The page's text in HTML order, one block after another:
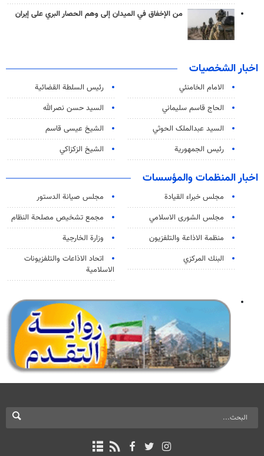
من الإخفاق في الميدان إلى وهم الحصار البري على إيران
اخبار الشخصيات
الامام الخامنئي
رئیس السلطة القضائیة
الحاج قاسم سليماني
السيد حسن نصرالله
السید عبدالملک الحوثي
الشيخ عيسى قاسم
رئيس الجمهورية
الشيخ الزكزاكي
اخبار المنظمات والمؤسسات
مجلس خبراء القيادة
مجلس صيانة الدستور
مجلس الشورى الاسلامي
مجمع تشخيص مصلحة النظام
منظمة الاذاعة والتلفزیون
وزارة الخارجية
البنك المركزي
اتحاد الاذاعات والتلفزيونات
الاسلامية